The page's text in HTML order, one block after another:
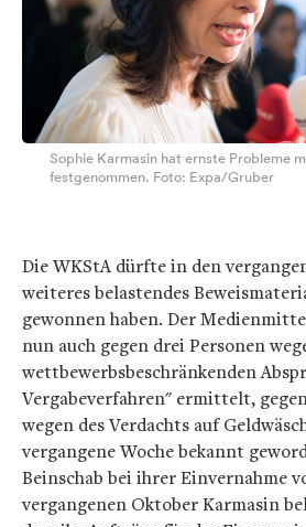
Sophie Karmasin hat ernste Probleme
festgenommen. Foto: Expa/Gruber
Die WKStA dürfte in den
weiteres belastendes
gewonnen haben. Der
nun auch gegen drei Personen
wettbewerbsbeschränkenden
Vergabeverfahren" ermittelt,
wegen des Verdachts auf
vergangene Woche bekannt
Beinschab bei ihrer Einvernahme
vergangenen Oktober Karmasin